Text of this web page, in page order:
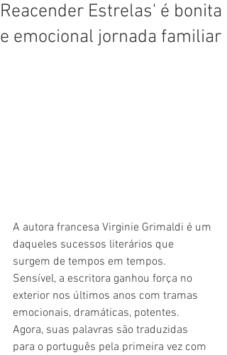
Reacender Estrelas' é bonita
e emocional jornada familiar
A autora francesa Virginie Grimaldi é um
daqueles sucessos literários que
surgem de tempos em tempos.
Sensível, a escritora ganhou força no
exterior nos últimos anos com tramas
emocionais, dramáticas, potentes.
Agora, suas palavras são traduzidas
para o português pela primeira vez com